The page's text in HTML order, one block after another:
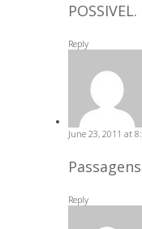
POSSIVEL.
Reply
June 23, 2011 at
Reply